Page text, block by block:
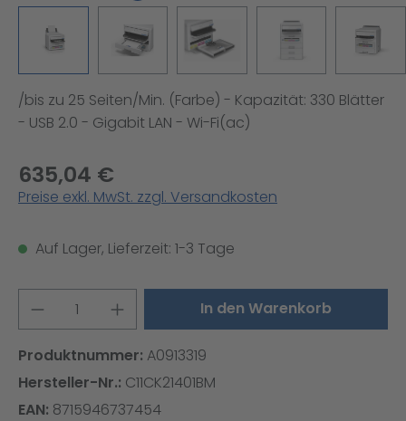
/bis zu 25 Seiten/Min. (Farbe) - Kapazität: 330 Blätter
- USB 2.0 - Gigabit LAN - Wi-Fi(ac)
635,04 €
Preise exkl. MwSt. zzgl. Versandkosten
Auf Lager, Lieferzeit: 1-3 Tage
Produkt Anzahl: Gib denIn den Warenkorb
Produktnummer: A0913319
Hersteller-Nr.: C11CK21401BM
EAN: 8715946737454